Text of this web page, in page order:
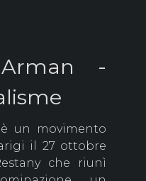
Arman -
è un movimento
il 27 ottobre
che riunì